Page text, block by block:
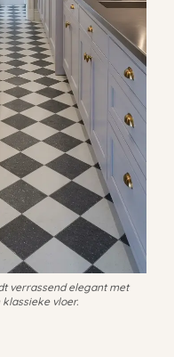
verrassend elegant met
vloer.